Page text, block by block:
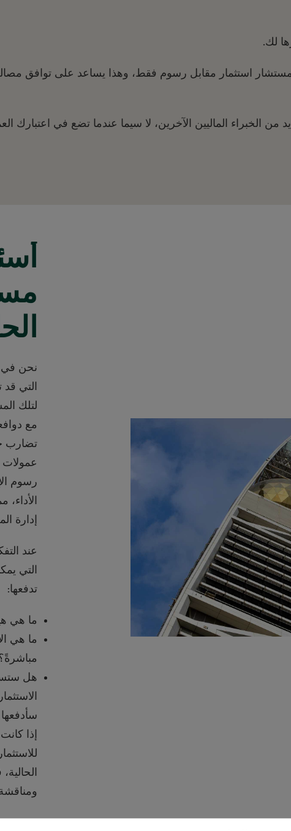
لك.
استثمار مقابل رسوم فقط، وهذا يساعد على توافق
الخبراء الماليين الآخرين، لا سيما عندما تضع في اعتبارك
نحن في
التي
لتلك
مع
تضارب
عمولات
رسوم
إدارة
عند
التي
تدفعها:
ما هي
ما هي
هل
إذا